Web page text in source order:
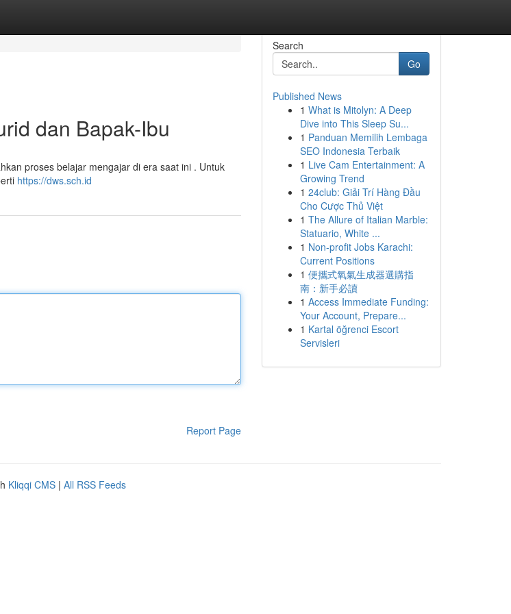
dan Bapak-Ibu
proses belajar mengajar di era saat ini . Untuk
https://dws.sch.id
Report Page
Search
Go
Published News
1 What is Mitolyn: A Deep
Dive into This Sleep Su...
1 Panduan Memilih Lembaga
SEO Indonesia Terbaik
1 Live Cam Entertainment: A
Growing Trend
1 24club: Giải Trí Hàng Đầu
Cho Cược Thủ Việt
1 The Allure of Italian Marble:
Statuario, White ...
1 Non-profit Jobs Karachi:
Current Positions
1 便攜式氧氣生成器選購指
南：新手必讀
1 Access Immediate Funding:
Your Account, Prepare...
1 Kartal öğrenci Escort
Servisleri
Kliqqi CMS | All RSS Feeds